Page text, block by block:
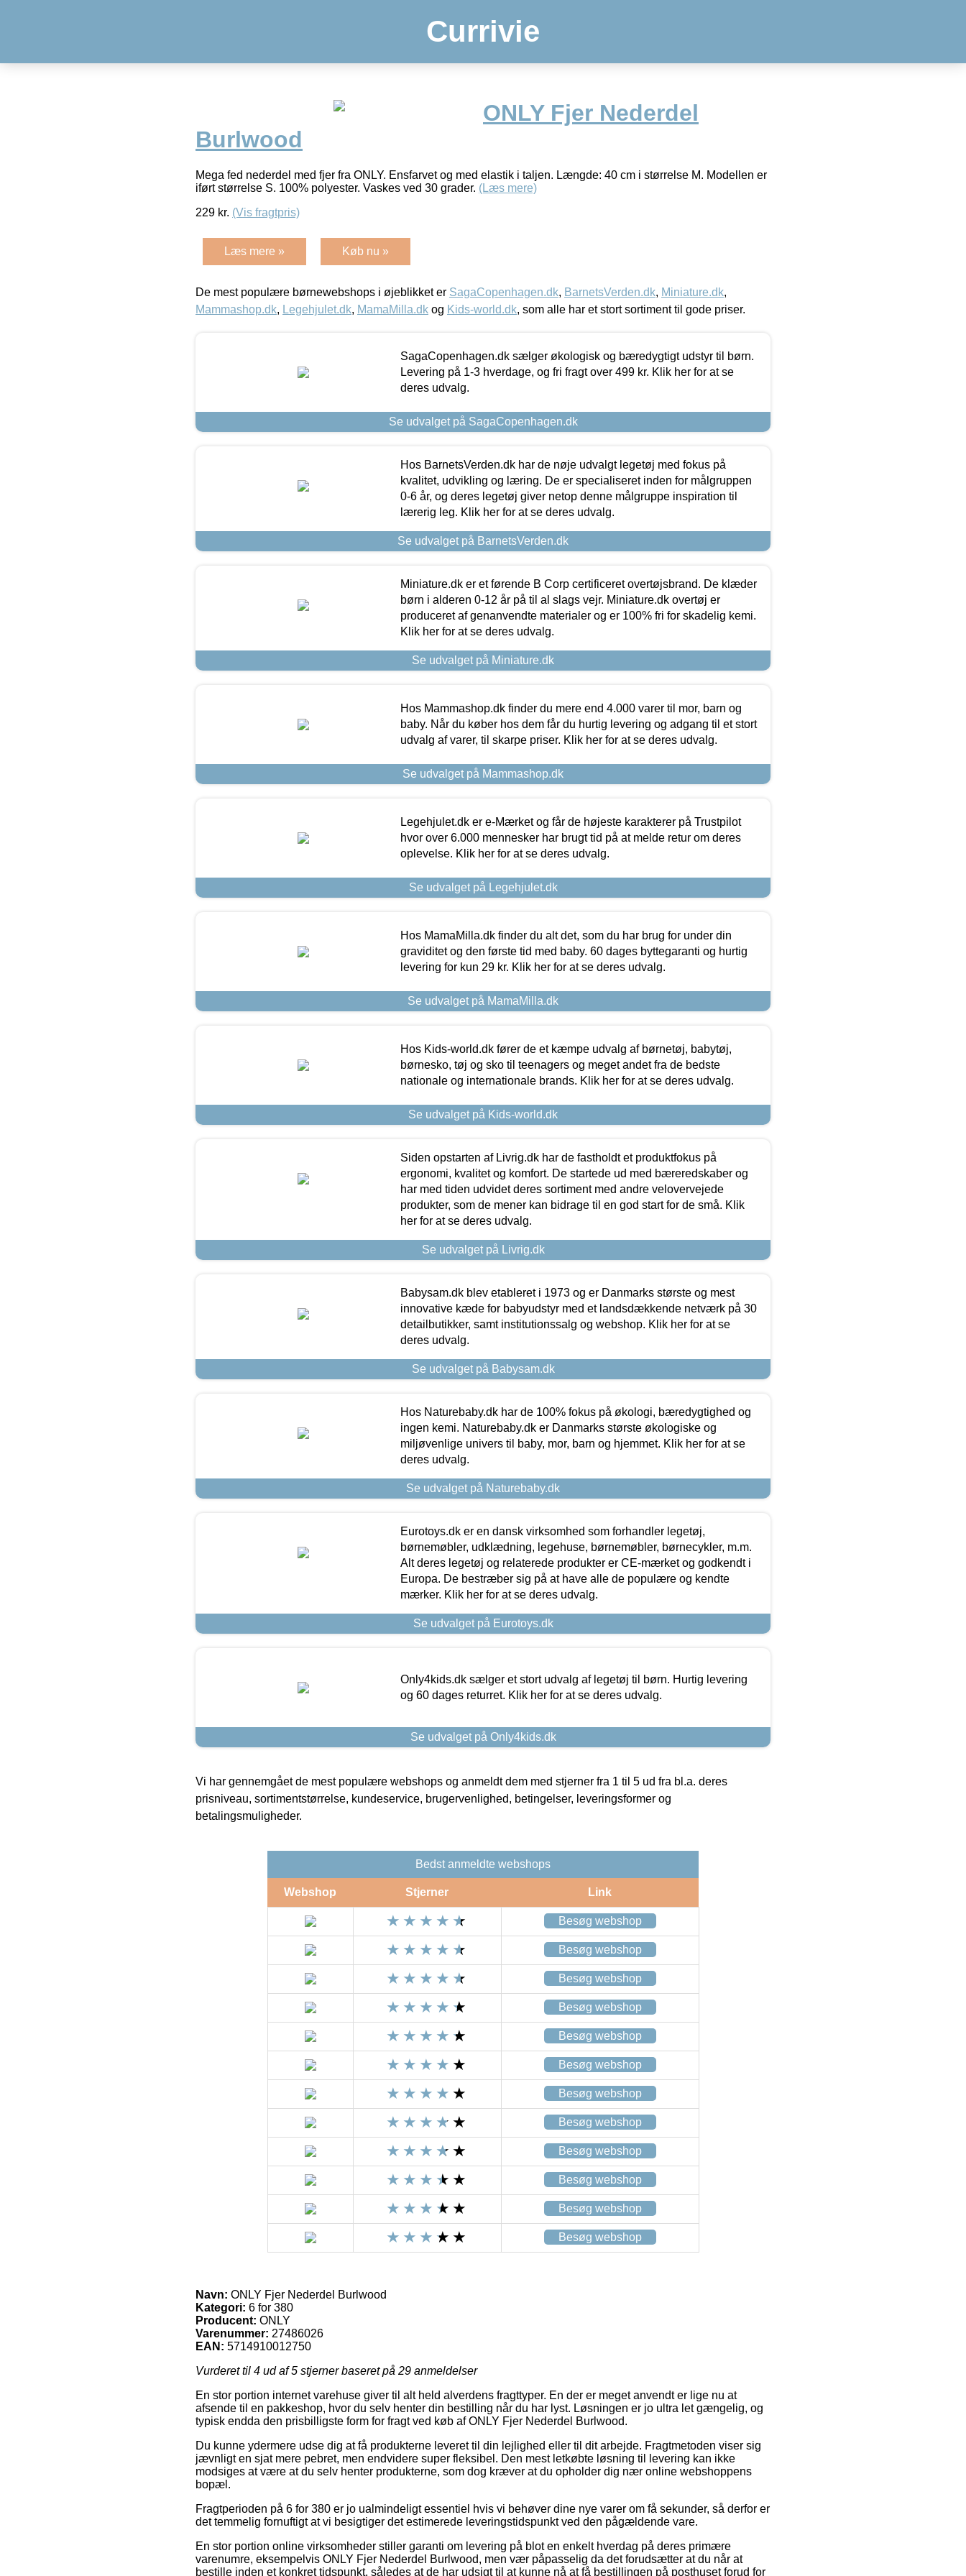
Currivie
ONLY Fjer Nederdel
Burlwood
Mega fed nederdel med fjer fra ONLY. Ensfarvet og med elastik i taljen. Længde: 40 cm i størrelse M. Modellen er
iført størrelse S. 100% polyester. Vaskes ved 30 grader. (Læs mere)
229 kr. (Vis fragtpris)
Læs mere » Køb nu »
De mest populære børnewebshops i øjeblikket er SagaCopenhagen.dk, BarnetsVerden.dk, Miniature.dk,
Mammashop.dk, Legehjulet.dk, MamaMilla.dk og Kids-world.dk, som alle har et stort sortiment til gode priser.
SagaCopenhagen.dk sælger økologisk og bæredygtigt udstyr til børn.
Levering på 1-3 hverdage, og fri fragt over 499 kr. Klik her for at se
deres udvalg.
Se udvalget på SagaCopenhagen.dk
Hos BarnetsVerden.dk har de nøje udvalgt legetøj med fokus på
kvalitet, udvikling og læring. De er specialiseret inden for målgruppen
0-6 år, og deres legetøj giver netop denne målgruppe inspiration til
lærerig leg. Klik her for at se deres udvalg.
Se udvalget på BarnetsVerden.dk
Miniature.dk er et førende B Corp certificeret overtøjsbrand. De klæder
børn i alderen 0-12 år på til al slags vejr. Miniature.dk overtøj er
produceret af genanvendte materialer og er 100% fri for skadelig kemi.
Klik her for at se deres udvalg.
Se udvalget på Miniature.dk
Hos Mammashop.dk finder du mere end 4.000 varer til mor, barn og
baby. Når du køber hos dem får du hurtig levering og adgang til et stort
udvalg af varer, til skarpe priser. Klik her for at se deres udvalg.
Se udvalget på Mammashop.dk
Legehjulet.dk er e-Mærket og får de højeste karakterer på Trustpilot
hvor over 6.000 mennesker har brugt tid på at melde retur om deres
oplevelse. Klik her for at se deres udvalg.
Se udvalget på Legehjulet.dk
Hos MamaMilla.dk finder du alt det, som du har brug for under din
graviditet og den første tid med baby. 60 dages byttegaranti og hurtig
levering for kun 29 kr. Klik her for at se deres udvalg.
Se udvalget på MamaMilla.dk
Hos Kids-world.dk fører de et kæmpe udvalg af børnetøj, babytøj,
børnesko, tøj og sko til teenagers og meget andet fra de bedste
nationale og internationale brands. Klik her for at se deres udvalg.
Se udvalget på Kids-world.dk
Siden opstarten af Livrig.dk har de fastholdt et produktfokus på
ergonomi, kvalitet og komfort. De startede ud med bæreredskaber og
har med tiden udvidet deres sortiment med andre velovervejede
produkter, som de mener kan bidrage til en god start for de små. Klik
her for at se deres udvalg.
Se udvalget på Livrig.dk
Babysam.dk blev etableret i 1973 og er Danmarks største og mest
innovative kæde for babyudstyr med et landsdækkende netværk på 30
detailbutikker, samt institutionssalg og webshop. Klik her for at se
deres udvalg.
Se udvalget på Babysam.dk
Hos Naturebaby.dk har de 100% fokus på økologi, bæredygtighed og
ingen kemi. Naturebaby.dk er Danmarks største økologiske og
miljøvenlige univers til baby, mor, barn og hjemmet. Klik her for at se
deres udvalg.
Se udvalget på Naturebaby.dk
Eurotoys.dk er en dansk virksomhed som forhandler legetøj,
børnemøbler, udklædning, legehuse, børnemøbler, børnecykler, m.m.
Alt deres legetøj og relaterede produkter er CE-mærket og godkendt i
Europa. De bestræber sig på at have alle de populære og kendte
mærker. Klik her for at se deres udvalg.
Se udvalget på Eurotoys.dk
Only4kids.dk sælger et stort udvalg af legetøj til børn. Hurtig levering
og 60 dages returret. Klik her for at se deres udvalg.
Se udvalget på Only4kids.dk
Vi har gennemgået de mest populære webshops og anmeldt dem med stjerner fra 1 til 5 ud fra bl.a. deres
prisniveau, sortimentstørrelse, kundeservice, brugervenlighed, betingelser, leveringsformer og
betalingsmuligheder.
Bedst anmeldte webshops
Webshop Stjerner Link
Besøg webshop
Besøg webshop
Besøg webshop
Besøg webshop
Besøg webshop
Besøg webshop
Besøg webshop
Besøg webshop
Besøg webshop
Besøg webshop
Besøg webshop
Besøg webshop
Navn: ONLY Fjer Nederdel Burlwood
Kategori: 6 for 380
Producent: ONLY
Varenummer: 27486026
EAN: 5714910012750
Vurderet til 4 ud af 5 stjerner baseret på 29 anmeldelser
En stor portion internet varehuse giver til alt held alverdens fragttyper. En der er meget anvendt er lige nu at
afsende til en pakkeshop, hvor du selv henter din bestilling når du har lyst. Løsningen er jo ultra let gængelig, og
typisk endda den prisbilligste form for fragt ved køb af ONLY Fjer Nederdel Burlwood.
Du kunne ydermere udse dig at få produkterne leveret til din lejlighed eller til dit arbejde. Fragtmetoden viser sig
jævnligt en sjat mere pebret, men endvidere super fleksibel. Den mest letkøbte løsning til levering kan ikke
modsiges at være at du selv henter produkterne, som dog kræver at du opholder dig nær online webshoppens
bopæl.
Fragtperioden på 6 for 380 er jo ualmindeligt essentiel hvis vi behøver dine nye varer om få sekunder, så derfor er
det temmelig fornuftigt at vi besigtiger det estimerede leveringstidspunkt ved den pågældende vare.
En stor portion online virksomheder stiller garanti om levering på blot en enkelt hverdag på deres primære
varenumre, eksempelvis ONLY Fjer Nederdel Burlwood, men vær påpasselig da det forudsætter at du når at
bestille inden et konkret tidspunkt, således at de har udsigt til at kunne nå at få bestillingen på posthuset forud for